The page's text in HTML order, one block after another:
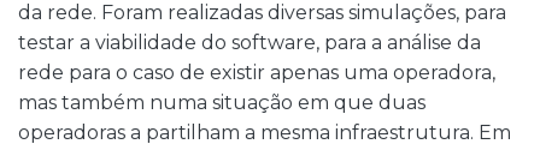
da rede. Foram realizadas diversas simulações, para
testar a viabilidade do software, para a análise da
rede para o caso de existir apenas uma operadora,
mas também numa situação em que duas
operadoras a partilham a mesma infraestrutura. Em